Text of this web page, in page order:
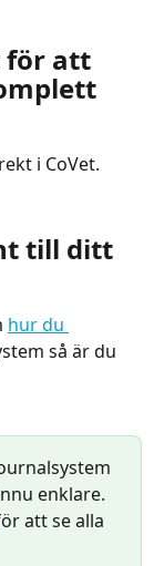
för att
i CoVet.
till ditt
hur du
så är du
enklare.
att se alla